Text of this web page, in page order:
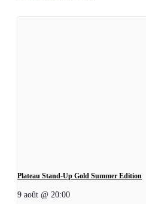
Plateau Stand-Up Gold Summer Edition
9 août @ 20:00